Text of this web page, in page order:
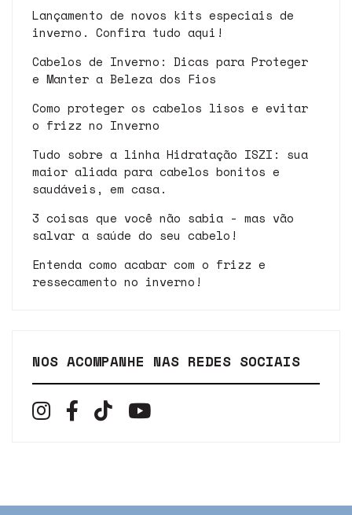
Lançamento de novos kits especiais de
inverno. Confira tudo aqui!
Cabelos de Inverno: Dicas para Proteger
e Manter a Beleza dos Fios
Como proteger os cabelos lisos e evitar
o frizz no Inverno
Tudo sobre a linha Hidratação ISZI: sua
maior aliada para cabelos bonitos e
saudáveis, em casa.
3 coisas que você não sabia - mas vão
salvar a saúde do seu cabelo!
Entenda como acabar com o frizz e
ressecamento no inverno!
NOS ACOMPANHE NAS REDES SOCIAIS